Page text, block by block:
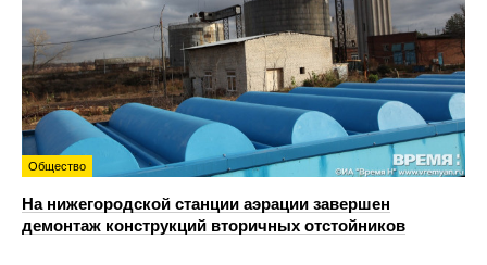
Общество
На нижегородской станции аэрации завершен
демонтаж конструкций вторичных отстойников